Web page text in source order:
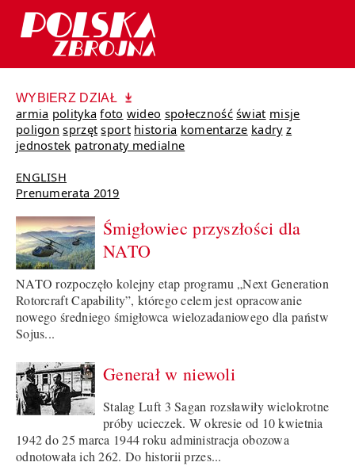
WYBIERZ DZIAŁ
armia polityka foto wideo społeczność świat misje
poligon sprzęt sport historia komentarze kadry z
jednostek patronaty medialne
ENGLISH
Prenumerata 2019
Śmigłowiec przyszłości dla
NATO
NATO rozpoczęło kolejny etap programu „Next Generation
Rotorcraft Capability”, którego celem jest opracowanie
nowego średniego śmigłowca wielozadaniowego dla państw
Sojus...
Generał w niewoli
Stalag Luft 3 Sagan rozsławiły wielokrotne
próby ucieczek. W okresie od 10 kwietnia
1942 do 25 marca 1944 roku administracja obozowa
odnotowała ich 262. Do historii przes...